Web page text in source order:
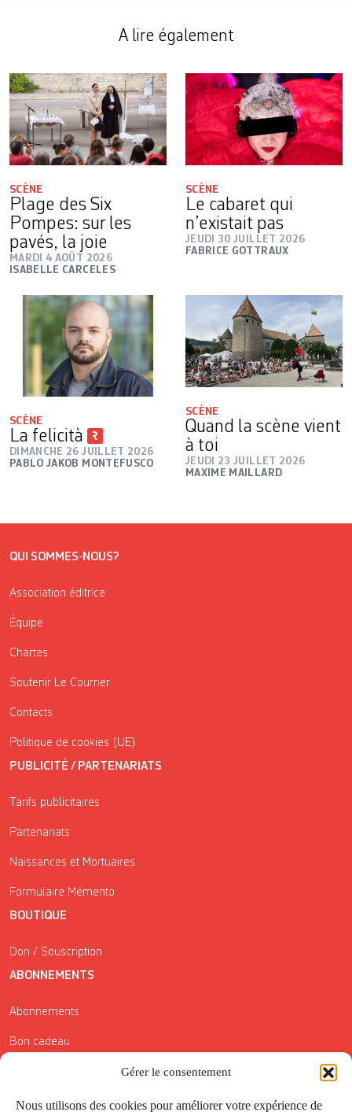
Gérer le consentement
Nous utilisons des cookies pour améliorer votre expérience de
A lire également
SCÈNE
Plage des Six
Pompes: sur les
pavés, la joie
MARDI 4 AOÛT 2026
ISABELLE CARCELES
SCÈNE
Le cabaret qui
n’existait pas
JEUDI 30 JUILLET 2026
FABRICE GOTTRAUX
SCÈNE
La felicità
DIMANCHE 26 JUILLET 2026
PABLO JAKOB MONTEFUSCO
SCÈNE
Quand la scène vient
à toi
JEUDI 23 JUILLET 2026
MAXIME MAILLARD
QUI SOMMES-NOUS?
Association éditrice
Équipe
Chartes
Soutenir Le Courrier
Contacts
Politique de cookies (UE)
PUBLICITÉ / PARTENARIATS
Tarifs publicitaires
Partenariats
Naissances et Mortuaires
Formulaire Mémento
BOUTIQUE
Don / Souscription
ABONNEMENTS
Abonnements
Bon cadeau
Conditions générales de vente
Réductions de la Carte Côté Courrier